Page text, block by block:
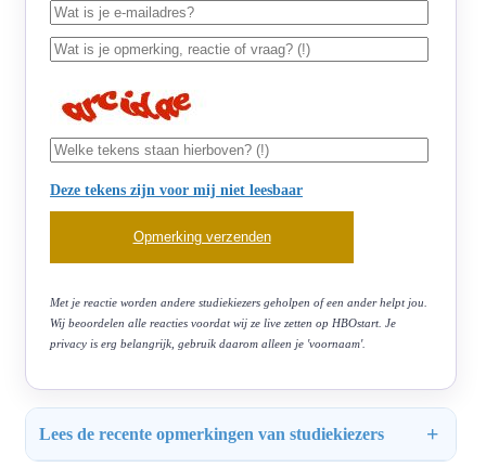
Deze tekens zijn voor mij niet leesbaar
Met je reactie worden andere studiekiezers geholpen of een ander helpt jou.
Wij beoordelen alle reacties voordat wij ze live zetten op HBOstart. Je
privacy is erg belangrijk, gebruik daarom alleen je 'voornaam'.
Lees de recente opmerkingen van studiekiezers